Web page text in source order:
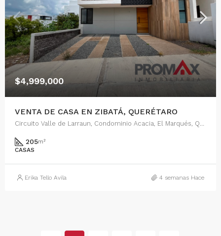
$4,999,000
VENTA DE CASA EN ZIBATÁ, QUERÉTARO
Circuito Valle de Larraun, Condominio Acacia, El Marqués, Querétaro, 76269, México
205m²
CASAS
Erika Tello Avila 4 semanas Hace